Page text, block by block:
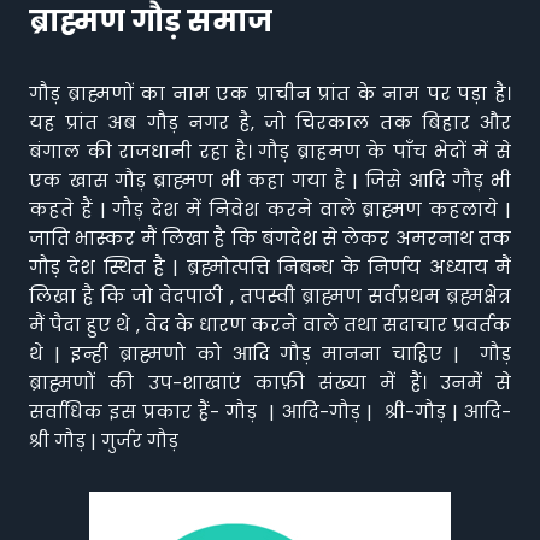
ब्राह्मण गौड़ समाज
गौड़ ब्राह्मणों का नाम एक प्राचीन प्रांत के नाम पर पड़ा है।
यह प्रांत अब गौड़ नगर है, जो चिरकाल तक बिहार और
बंगाल की राजधानी रहा है। गौड़ ब्राहमण के पाँच भेदों में से
एक खास गौड़ ब्राह्मण भी कहा गया है | जिसे आदि गौड़ भी
कहते हैं | गौड़ देश में निवेश करने वाले ब्राह्मण कहलाये |
जाति भास्कर मैं लिखा है कि बंगदेश से लेकर अमरनाथ तक
गौड़ देश स्थित है | ब्रह्मोत्पत्ति निबन्ध के निर्णय अध्याय मैं
लिखा है कि जो वेदपाठी , तपस्वी ब्राह्मण सर्वप्रथम ब्रह्मक्षेत्र
मैं पैदा हुए थे , वेद के धारण करने वाले तथा सदाचार प्रवर्तक
थे | इन्ही ब्राह्मणो को आदि गौड़ मानना चाहिए | गौड़
ब्राह्मणों की उप-शाखाएं काफ़ी संख्या में हैं। उनमें से
सर्वाधिक इस प्रकार हैं- गौड़ | आदि-गौड़ | श्री-गौड़ | आदि-
श्री गौड़ | गुर्जर गौड़